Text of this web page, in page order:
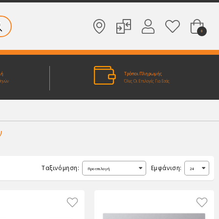
0
Τρόποι Πληρωμής
Όλες Οι Επιλογές Για Εσάς
Ταξινόμηση: Εμφάνιση: